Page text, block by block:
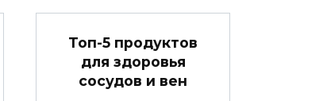
Топ-5 продуктов
для здоровья
сосудов и вен